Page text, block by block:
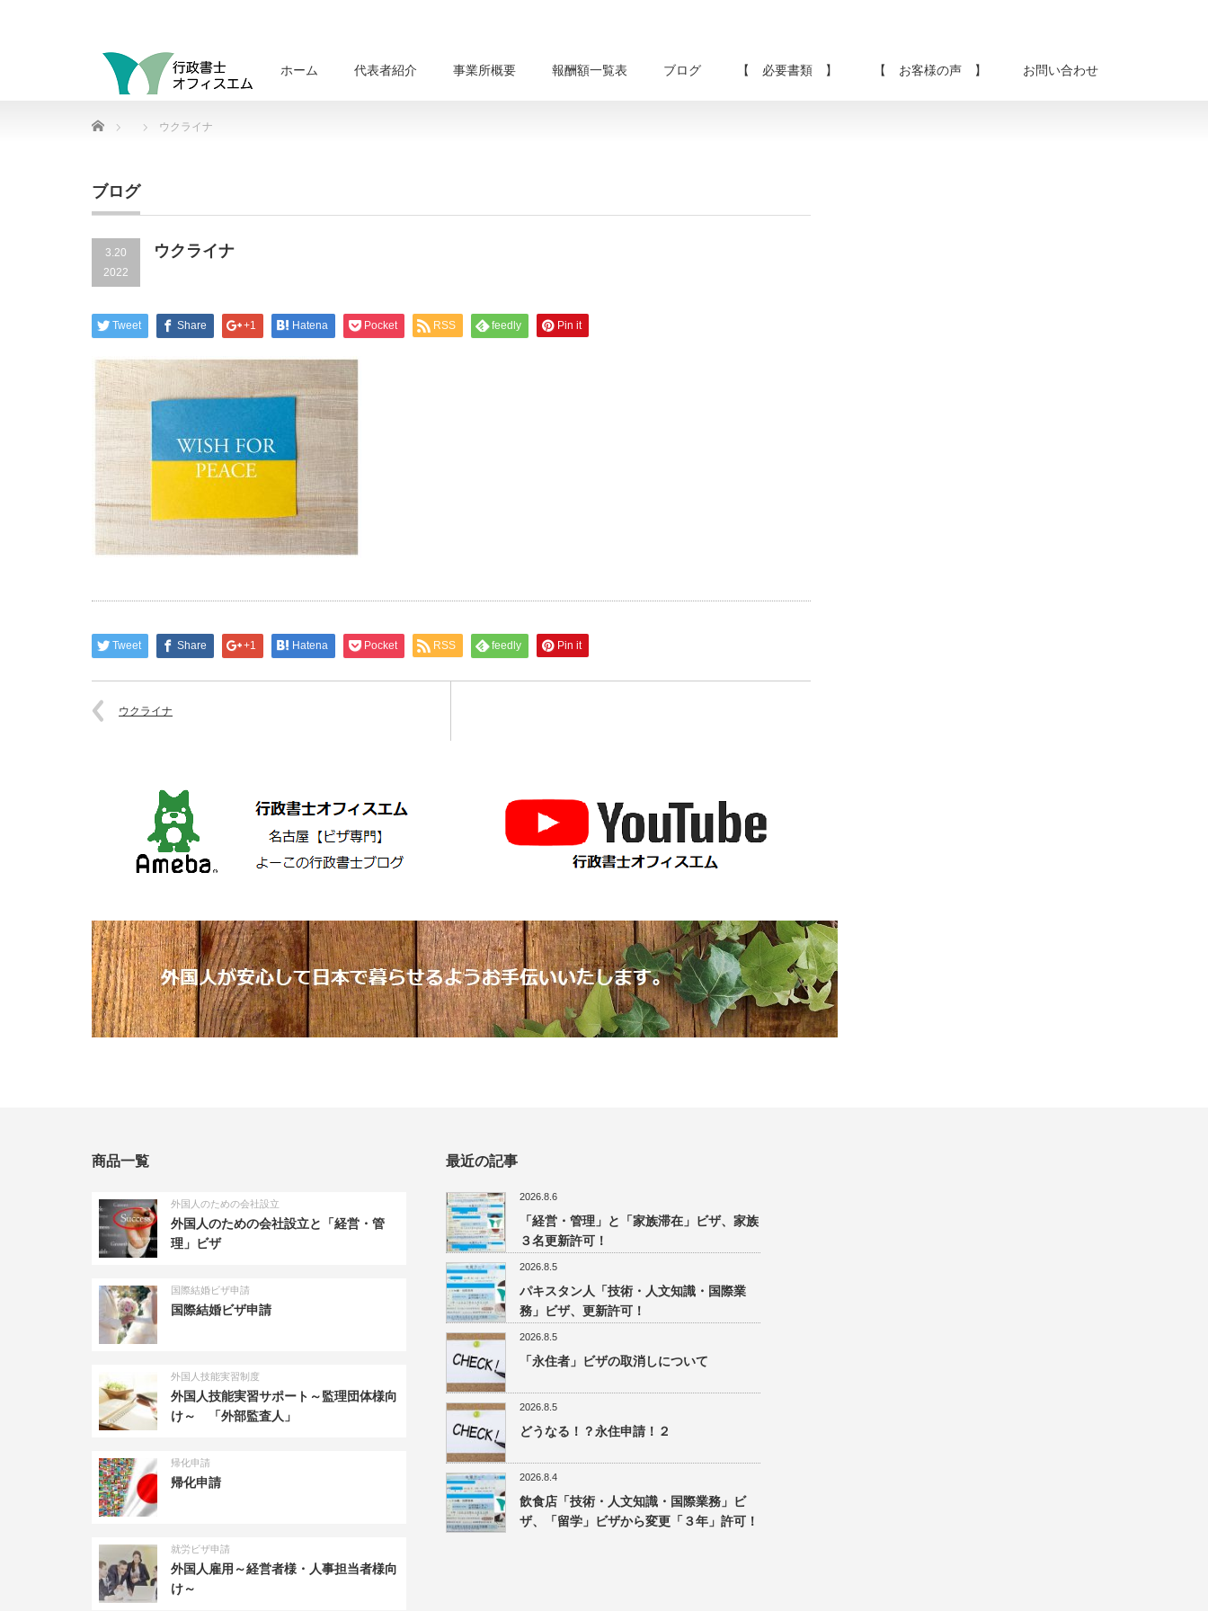
ホーム 代表者紹介 事業所概要 報酬額一覧表 ブログ 【 必要書類 】 【 お客様の声 】 お問い合わせ
Home ウクライナ
ブログ
3.20
2022
ウクライナ
Tweet Share +1 Hatena Pocket RSS feedly Pin it
Tweet Share +1 Hatena Pocket RSS feedly Pin it
ウクライナ
商品一覧
外国人のための会社設立
外国人のための会社設立と「経営・管
理」ビザ
国際結婚ビザ申請
国際結婚ビザ申請
外国人技能実習制度
外国人技能実習サポート～監理団体様向
け～ 「外部監査人」
帰化申請
帰化申請
就労ビザ申請
外国人雇用～経営者様・人事担当者様向
け～
最近の記事
2026.8.6
「経営・管理」と「家族滞在」ビザ、家族
３名更新許可！
2026.8.5
パキスタン人「技術・人文知識・国際業
務」ビザ、更新許可！
2026.8.5
「永住者」ビザの取消しについて
2026.8.5
どうなる！？永住申請！２
2026.8.4
飲食店「技術・人文知識・国際業務」ビ
ザ、「留学」ビザから変更「３年」許可！